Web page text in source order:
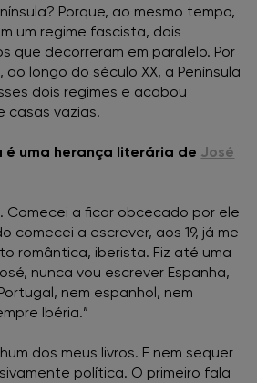
Porque, ao mesmo tempo,
um regime fascista, dois
que decorreram em paralelo. Por
longo do século XX, a Península
dois regimes e acabou
casas vazias.
é uma herança literária de José
Comecei a ficar obcecado por ele
comecei a escrever, aos 19, já me
romântica, iberista. Fiz até uma
nunca vou escrever Espanha,
nem espanhol, nem
Ibéria.”
dos meus livros. E nem sequer
política. O primeiro fala